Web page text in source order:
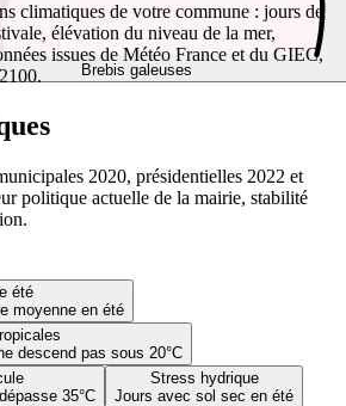
Brebis galeuses
été
moyenne en été
descend pas sous 20°C
35°C
Stress hydrique
Jours avec sol sec en été
climatiques de votre commune : jours de
élévation du niveau de la mer,
issues de Météo France et du GIEC,
2020, présidentielles 2022 et
politique actuelle de la mairie, stabilité